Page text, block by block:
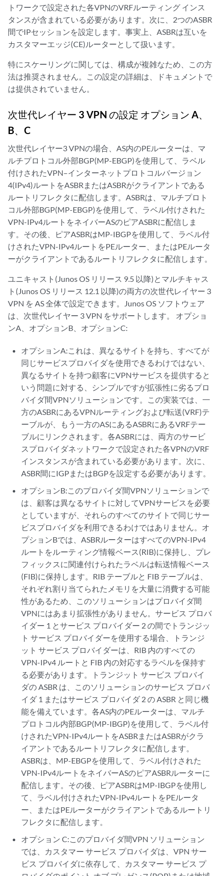
トワークで設定された各VPNのVRFルーティング インス
タンスが含まれている必要があります。次に、2つのASBR
間でIPセッションを設定します。事実上、ASBRは互いを
カスタマーエッジ(CE)ルーターとして扱います。
特にスケーリングに関しては、構成が複雑なため、この方
法は推奨されません。この設定の詳細は、ドキュメントで
は提供されていません。
次世代レイヤー 3 VPN の設定 オプション A、
B、C
次世代レイヤー3 VPNの場合、AS内のPEルーターは、マ
ルチプロトコル外部BGP(MP-EBGP)を使用して、ラベル
付けされたVPN–インターネットプロトコルバージョン
4(IPv4)ルートをASBRまたはASBRがクライアントである
ルートリフレクタに配信します。ASBRは、マルチプロト
コル外部BGP(MP-EBGP)を使用して、ラベル付けされた
VPN-IPv4ルートをネイバーASのピアASBRに配信しま
す。その後、ピアASBRはMP-IBGPを使用して、ラベル付
けされたVPN-IPv4ルートをPEルーター、またはPEルータ
ーがクライアントであるルートリフレクタに配信します。
ユニキャスト(Junos OS リリース 9.5 以降)とマルチキャス
ト(Junos OS リリース 12.1 以降)の両方の次世代レイヤー 3
VPN を AS 全体で設定できます。Junos OS ソフトウェア
は、次世代レイヤー 3 VPN をサポートします。 オプショ
ンA、オプションB、オプションC:
オプションA:これは、異なるサイトを持ち、すべてが
同じサービスプロバイダを使用できるわけではない、
異なるサイトを持つ顧客にVPNサービスを提供すると
いう問題に対する、シンプルですが拡張性に劣るプロ
バイダ間VPNソリューションです。この実装では、一
方のASBRにあるVPNルーティングおよび転送(VRF)テ
ーブルが、もう一方のASにあるASBRにあるVRFテー
ブルにリンクされます。各ASBRには、両方のサービ
スプロバイダネットワークで設定された各VPNのVRF
インスタンスが含まれている必要があります。次に、
ASBR間にIGPまたはBGPを設定する必要があります。
オプションB:このプロバイダ間VPNソリューションで
は、顧客は異なるサイトに対してVPNサービスを必要
としていますが、それらのすべてのサイトで同じサー
ビスプロバイダを利用できるわけではありません。オ
プションBでは、ASBRルーターはすべてのVPN-IPv4
ルートをルーティング情報ベース(RIB)に保持し、プレ
フィックスに関連付けられたラベルは転送情報ベース
(FIB)に保持します。RIB テーブルと FIB テーブルは、
それぞれ割り当てられたメモリを大量に消費する可能
性があるため、このソリューションはプロバイダ間
VPNにはあまり拡張性がありません。サービス プロバ
イダー 1 とサービス プロバイダー 2 の間でトランジッ
ト サービス プロバイダーを使用する場合、トランジ
ット サービス プロバイダーは、RIB 内のすべての
VPN-IPv4 ルートと FIB 内の対応するラベルを保持す
る必要があります。トランジット サービス プロバイ
ダの ASBR は、このソリューションのサービス プロバ
イダ 1 またはサービス プロバイダ 2 の ASBR と同じ機
能を備えています。各AS内のPEルーターは、マルチ
プロトコル内部BGP(MP-IBGP)を使用して、ラベル付
けされたVPN-IPv4ルートをASBRまたはASBRがクラ
イアントであるルートリフレクタに配信します。
ASBRは、MP-EBGPを使用して、ラベル付けされた
VPN-IPv4ルートをネイバーASのピアASBRルーターに
配信します。その後、ピアASBRはMP-IBGPを使用し
て、ラベル付けされたVPN-IPv4ルートをPEルータ
ー、またはPEルーターがクライアントであるルートリ
フレクタに配信します。
オプション C:このプロバイダ間VPN ソリューション
では、カスタマー サービス プロバイダは、VPN サー
ビス プロバイダに依存して、カスタマー サービス プ